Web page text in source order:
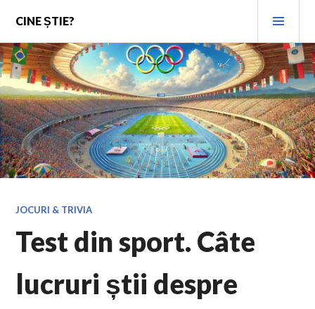
content
CINE ȘTIE?
JOCURI & TRIVIA
Test din sport. Câte
lucruri știi despre